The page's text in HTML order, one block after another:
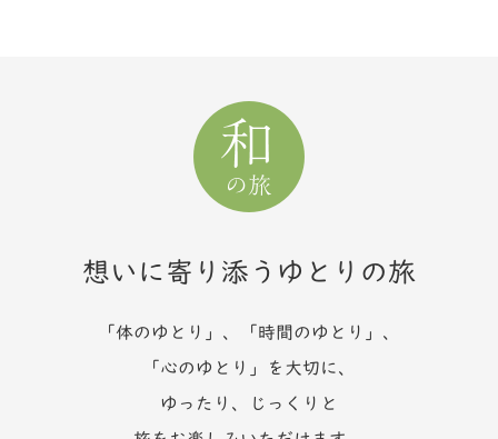
想いに寄り添うゆとりの旅
「体のゆとり」、「時間のゆとり」、
「心のゆとり」を大切に、
ゆったり、じっくりと